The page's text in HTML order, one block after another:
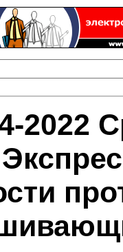
2022